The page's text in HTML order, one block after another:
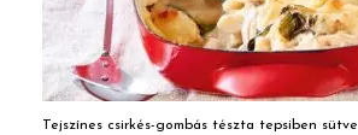
Tejszínes csirkés-gombás tészta tepsiben sütve